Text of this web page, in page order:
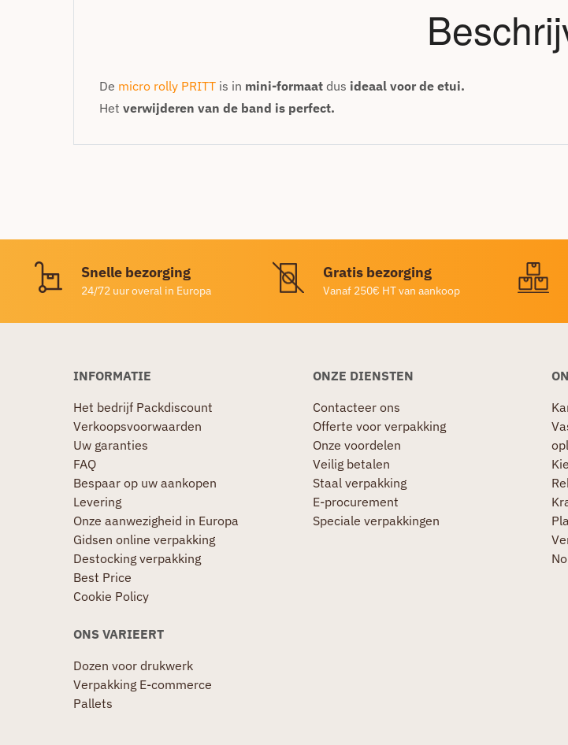
De micro rolly PRITT is in mini-formaat dus ideaal voor de etui.
Het verwijderen van de band is perfect.
Snelle bezorging
24/72 uur overal in Europa
Gratis bezorging
Vanaf 250€ HT van aankoop
INFORMATIE
Het bedrijf Packdiscount
Verkoopsvoorwaarden
Uw garanties
FAQ
Bespaar op uw aankopen
Levering
Onze aanwezigheid in Europa
Gidsen online verpakking
Destocking verpakking
Best Price
Cookie Policy
ONZE DIENSTEN
Contacteer ons
Offerte voor verpakking
Onze voordelen
Veilig betalen
Staal verpakking
E-procurement
Speciale verpakkingen
ONS VARIEERT
Dozen voor drukwerk
Verpakking E-commerce
Pallets